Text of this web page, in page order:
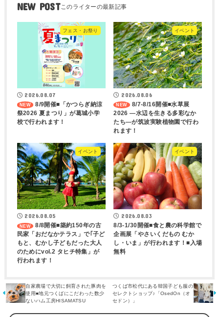
NEW POST
フェス・お祭り
2026.08.07
8/9開催■「かつらぎ納涼
祭2026 夏まつり」が葛城小学
校で行われます！
イベント
2026.08.06
8/7-8/16開催■水草展
2026 ―水辺を生きる多彩なか
たち―が筑波実験植物園で行わ
れます！
イベント
2026.08.05
8/8開催■築約150年の古
民家「おだなかテラス」で｢子ど
もと、むかし子どもだった大人
のためにvol.2 タヒチ特集」が
行われます！
イベント
2026.08.03
8/3-1/30開催■食と農の科学館で
企画展「やさいくだもの むか
し・いま」が行われます！■入場
無料
自家農場で大切に飼育された豚肉を
使用■地元つくばにこだわった数少
ないハム工房HISAMATSU
つくば市松代にある韓国子ども服の
セレクトショップ♪「OsedOn（オ
セドン）」